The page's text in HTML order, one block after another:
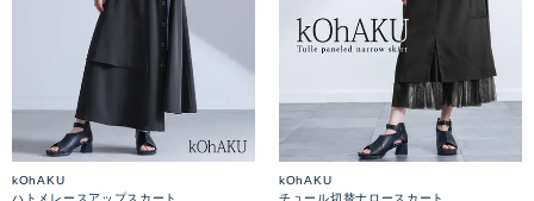
kOhAKU
ハトメレースアップスカート
kOhAKU
チュール切替ナロースカート